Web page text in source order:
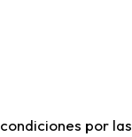
por las